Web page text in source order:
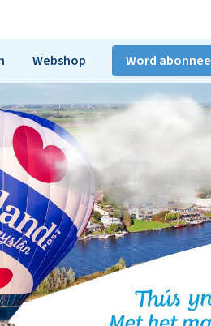
Webshop Word abonnee